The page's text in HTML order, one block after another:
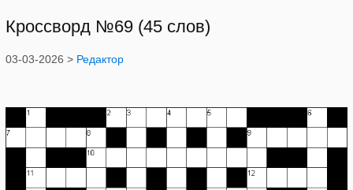
Кроссворд №69 (45 слов)
03-03-2026 > Редактор